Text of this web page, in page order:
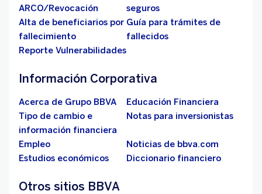
ARCO/Revocación
seguros
Alta de beneficiarios por
fallecimiento
Guía para trámites de
fallecidos
Reporte Vulnerabilidades
Información Corporativa
Acerca de Grupo BBVA
Educación Financiera
Tipo de cambio e
información financiera
Notas para inversionistas
Empleo
Noticias de bbva.com
Estudios económicos
Diccionario financiero
Otros sitios BBVA